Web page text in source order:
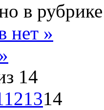
в
нет »
14
121314